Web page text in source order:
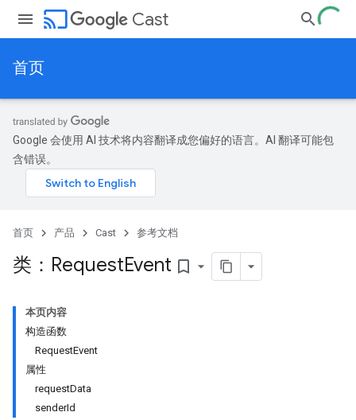
cast Cast
首页
Google 会使用 AI 技术将内容翻译成您偏好的语言。AI 翻译可能包
含错误。
首页 产品 Cast 参考文档
类：RequestEvent bookmark_border
本页内容
构造函数
RequestEvent
属性
requestData
senderId